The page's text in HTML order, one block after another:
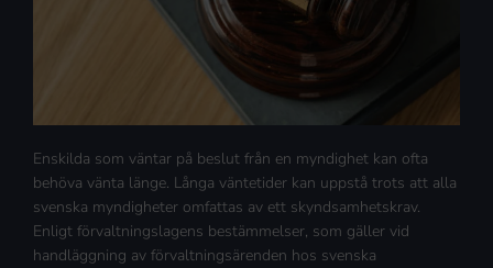
Enskilda som väntar på beslut från en myndighet kan ofta
behöva vänta länge. Långa väntetider kan uppstå trots att alla
svenska myndigheter omfattas av ett skyndsamhetskrav.
Enligt förvaltningslagens bestämmelser, som gäller vid
handläggning av förvaltningsärenden hos svenska